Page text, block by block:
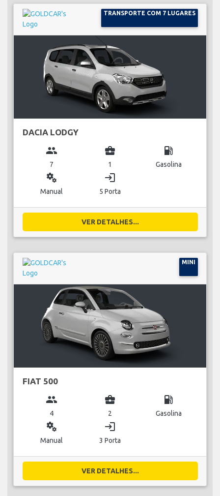
TRANSPORTE COM 7 LUGARES
DACIA LODGY
group
7
business_center
1
local_gas_station
Gasolina
miscellaneous_services
Manual
login
5 Porta
VER DETALHES...
MINI
FIAT 500
group
4
business_center
2
local_gas_station
Gasolina
miscellaneous_services
Manual
login
3 Porta
VER DETALHES...